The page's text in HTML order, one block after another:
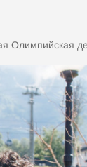
Олимпийская